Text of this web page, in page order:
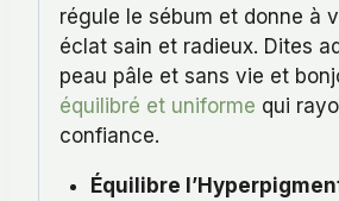
régule le sébum et donne à
éclat sain et radieux. Dites
peau pâle et sans vie et
équilibré et uniforme qui
confiance.
Équilibre